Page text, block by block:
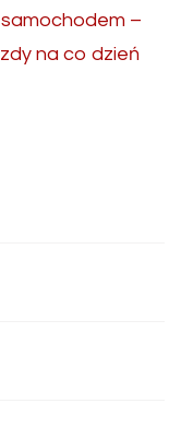
–
na co dzień